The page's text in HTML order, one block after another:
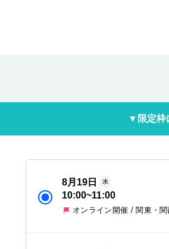
▼限定枠
8月19日 水
10:00~11:00
オンライン開催 / 関東・